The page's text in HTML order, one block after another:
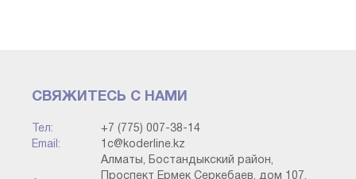
Сонымен қатар, JSON сериялануы, егер сіз онымен
eval(resultText) командасының көмегімен жолды
массивке немесе объектіге өзгертсеңіз, өте ыңғайлы
екенін түсіну маңызды.
СВЯЖИТЕСЬ С НАМИ
Тел:
+7 (775) 007-38-14
Email:
1c@koderline.kz
Алматы, Бостандыкский район,
Проспект Ермек Серкебаев, дом 107,